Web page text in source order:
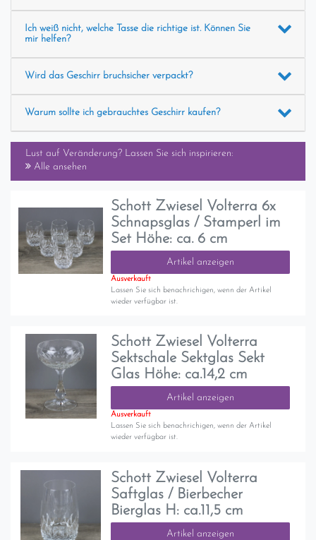
Ich weiß nicht, welche Tasse die richtige ist. Können Sie
mir helfen?
Wird das Geschirr bruchsicher verpackt?
Warum sollte ich gebrauchtes Geschirr kaufen?
Lust auf Veränderung? Lassen Sie sich inspirieren:
Alle ansehen
Schott Zwiesel Volterra 6x
Schnapsglas / Stamperl im
Set Höhe: ca. 6 cm
Artikel anzeigen
Ausverkauft
Lassen Sie sich benachrichigen, wenn der Artikel
wieder verfügbar ist.
Schott Zwiesel Volterra
Sektschale Sektglas Sekt
Glas Höhe: ca.14,2 cm
Artikel anzeigen
Ausverkauft
Lassen Sie sich benachrichigen, wenn der Artikel
wieder verfügbar ist.
Schott Zwiesel Volterra
Saftglas / Bierbecher
Bierglas H: ca.11,5 cm
Artikel anzeigen